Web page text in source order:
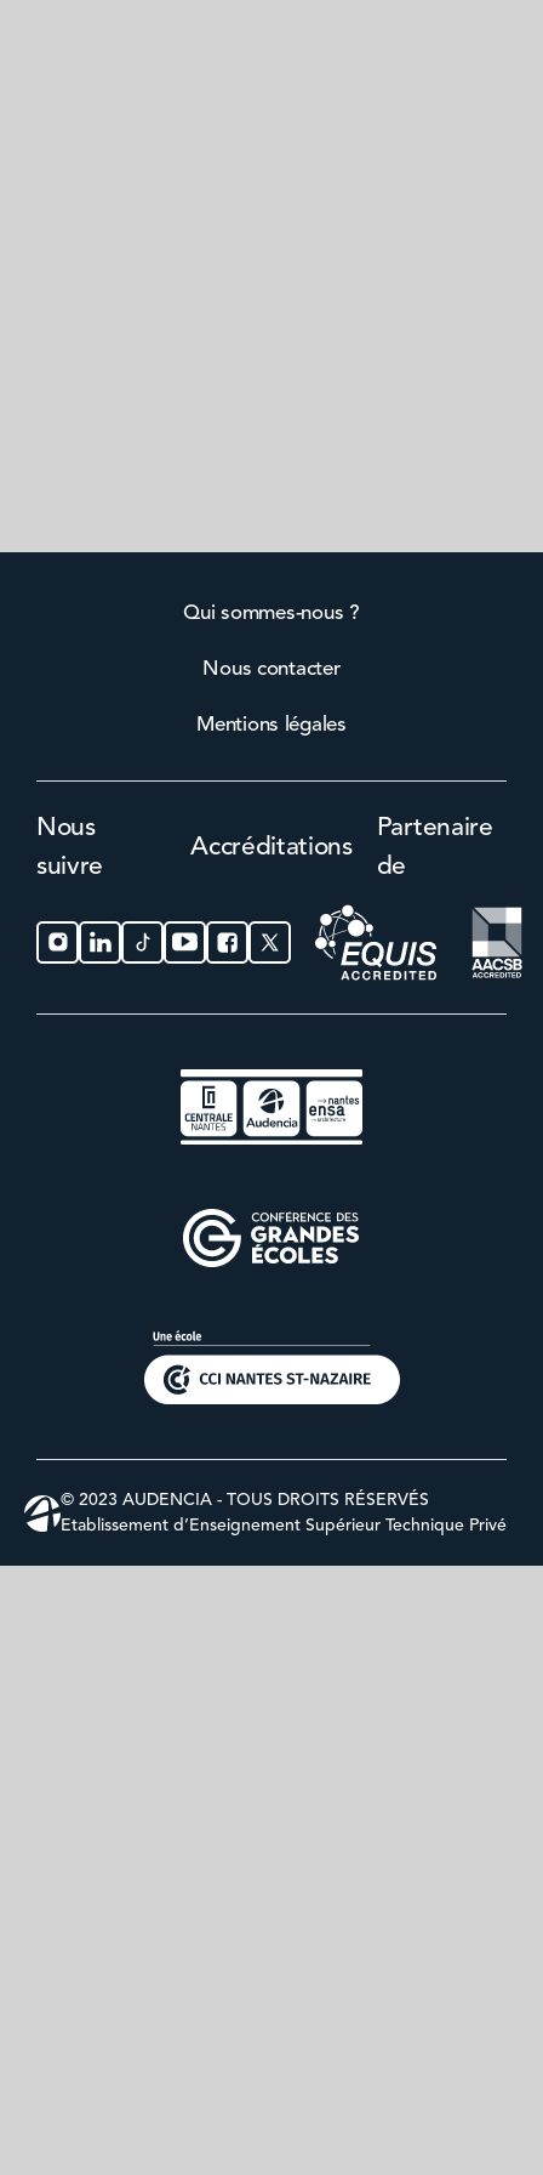
Qui sommes-nous ?
Nous contacter
Mentions légales
Nous
suivre
Accréditations
Partenaire
de
© 2023 AUDENCIA - TOUS DROITS RÉSERVÉS
Etablissement d’Enseignement Supérieur Technique Privé